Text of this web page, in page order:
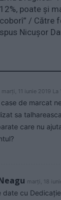
12%, poate și
coborî” / Către
spus Nicușor
marți, 11 iunie 2019 La
case de marcat
sa
care nu
marți, 18
date cu